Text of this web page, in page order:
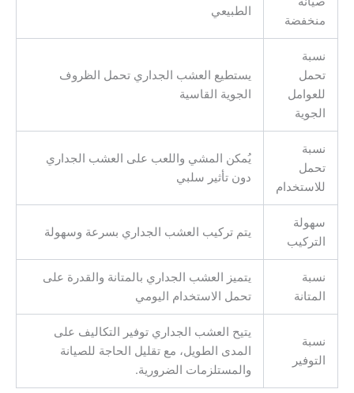
منخفضة
الطبيعي
نسبة
تحمل
للعوامل
الجوية
يستطيع العشب الجداري تحمل الظروف
الجوية القاسية
نسبة
تحمل
للاستخدام
يُمكن المشي واللعب على العشب الجداري
دون تأثير سلبي
سهولة
التركيب
يتم تركيب العشب الجداري بسرعة وسهولة
نسبة
المتانة
يتميز العشب الجداري بالمتانة والقدرة على
تحمل الاستخدام اليومي
نسبة
التوفير
يتيح العشب الجداري توفير التكاليف على
المدى الطويل، مع تقليل الحاجة للصيانة
والمستلزمات الضرورية.